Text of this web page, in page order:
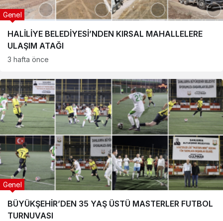
HALİLİYE BELEDİYESİ’NDEN KIRSAL MAHALLELERE
ULAŞIM ATAĞI
Genel
3 hafta önce
BÜYÜKŞEHİR’DEN 35 YAŞ ÜSTÜ MASTERLER FUTBOL
TURNUVASI
Genel